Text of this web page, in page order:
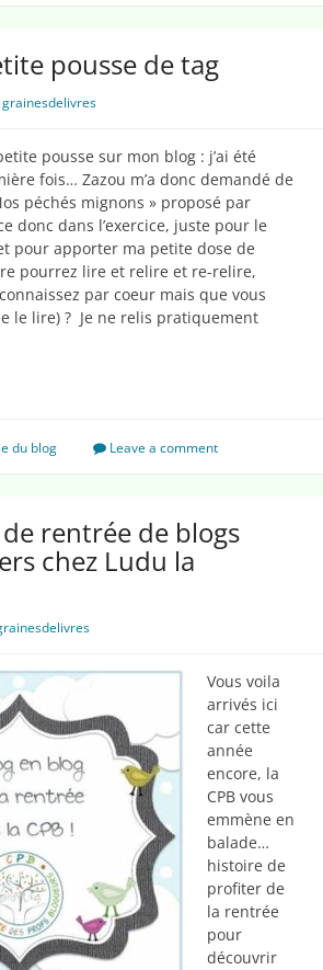
pousse de tag
grainesdelivres
pousse sur mon blog : j’ai été
fois… Zazou m’a donc demandé de
péchés mignons » proposé par
donc dans l’exercice, juste pour le
pour apporter ma petite dose de
pourrez lire et relire et re-relire,
par coeur mais que vous
le lire) ? Je ne relis pratiquement
du blog Leave a comment
rentrée de blogs
chez Ludu la
Vous voila
arrivés ici
car cette
année
encore, la
CPB vous
emmène en
balade…
histoire de
profiter de
la rentrée
pour
découvrir